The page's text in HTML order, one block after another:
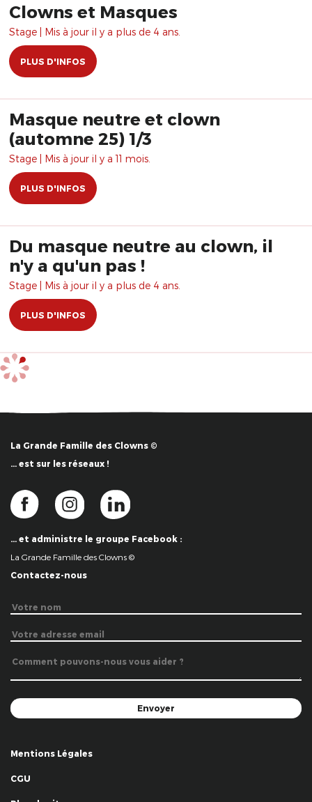
Clowns et Masques
Stage | Mis à jour il y a plus de 4 ans.
PLUS D'INFOS
Masque neutre et clown
(automne 25) 1/3
Stage | Mis à jour il y a 11 mois.
PLUS D'INFOS
Du masque neutre au clown, il
n'y a qu'un pas !
Stage | Mis à jour il y a plus de 4 ans.
PLUS D'INFOS
La Grande Famille des Clowns ©
… est sur les réseaux !
… et administre le groupe Facebook :
La Grande Famille des Clowns ©
Contactez-nous
Mentions Légales
CGU